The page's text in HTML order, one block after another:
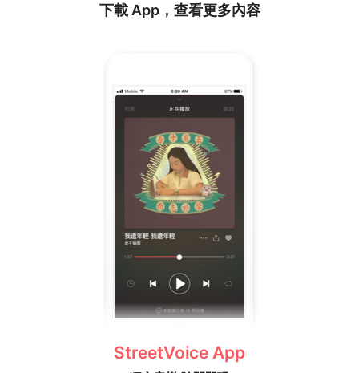
下載 App，查看更多內容
StreetVoice App